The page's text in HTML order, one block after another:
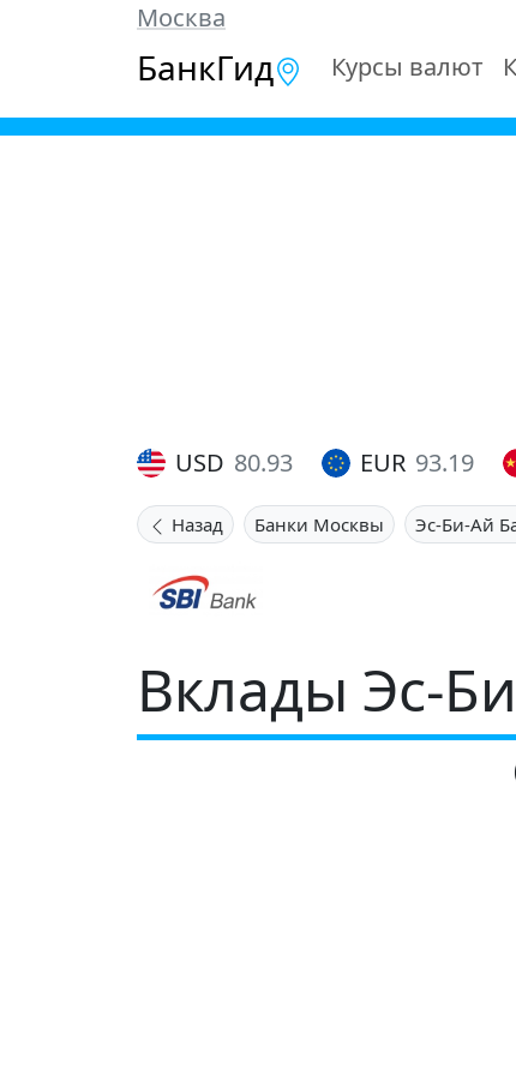
Москва
БанкГид Курсы валют
USD 80.93 EUR 93.19
Назад Банки Москвы Эс-Би-Ай
Вклады Эс-